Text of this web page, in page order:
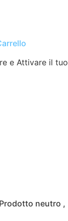
e Attivare il tuo
Prodotto neutro ,